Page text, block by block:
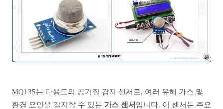
MQ135는 다용도의 공기질 감지 센서로, 여러 유해 가스 및
환경 요인을 감지할 수 있는 가스 센서 입니다. 이 센서는 주요